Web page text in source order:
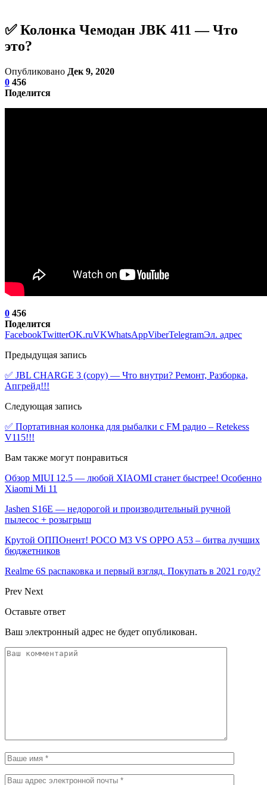
✅ Колонка Чемодан JBK 411 — Что
это?
Опубликовано Дек 9, 2020
0 456
Поделится
0 456
Поделится
FacebookTwitterOK.ruVKWhatsAppViberTelegramЭл. адрес
Предыдущая запись
✅ JBL CHARGE 3 (copy) — Что внутри? Ремонт, Разборка,
Апгрейд!!!
Следующая запись
✅ Портативная колонка для рыбалки с FM радио – Retekess
V115!!!
Вам также могут понравиться
Обзор MIUI 12.5 — любой XIAOMI станет быстрее! Особенно
Xiaomi Mi 11
Jashen S16E — недорогой и производительный ручной
пылесос + розыгрыш
Крутой ОППОнент! POCO M3 VS OPPO A53 – битва лучших
бюджетников
Realme 6S распаковка и первый взгляд. Покупать в 2021 году?
Prev Next
Оставьте ответ
Ваш электронный адрес не будет опубликован.